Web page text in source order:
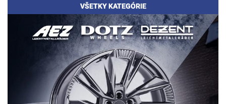
VŠETKY KATEGÓRIE